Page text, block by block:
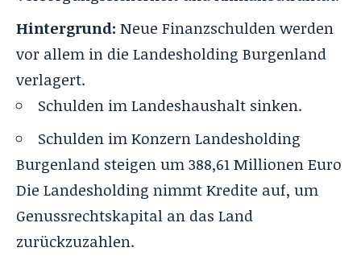
Hintergrund: Neue Finanzschulden werden
vor allem in die Landesholding Burgenland
verlagert.
Schulden im Landeshaushalt sinken.
Schulden im Konzern Landesholding
Burgenland steigen um 388,61 Millionen Euro
Die Landesholding nimmt Kredite auf, um
Genussrechtskapital an das Land
zurückzuzahlen.